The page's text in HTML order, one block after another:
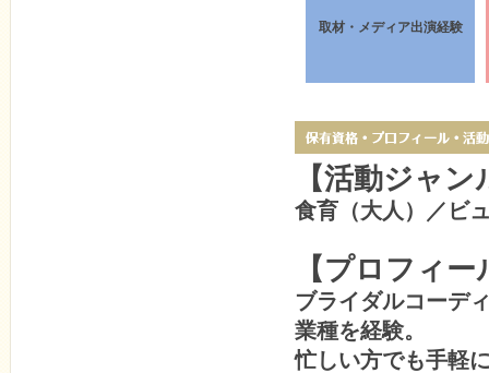
取材・メディア出演経験
【活動ジャン
食育（大人）／ビ
【プロフィー
ブライダルコーデ
業種を経験。
忙しい方でも手軽